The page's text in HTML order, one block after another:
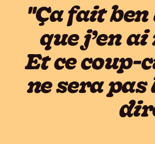
"Ça fait
que j’en
Et ce coup-
ne sera